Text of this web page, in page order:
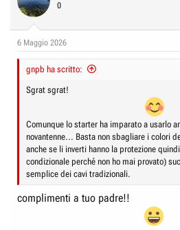
0
6 Maggio 2026
gnpb ha scritto:
Sgrat sgrat!
Comunque lo starter ha imparato a usarlo
novantenne... Basta non sbagliare i colori
anche se li inverti hanno la protezione
condizionale perché non ho mai provato)
semplice dei cavi tradizionali.
complimenti a tuo padre!!